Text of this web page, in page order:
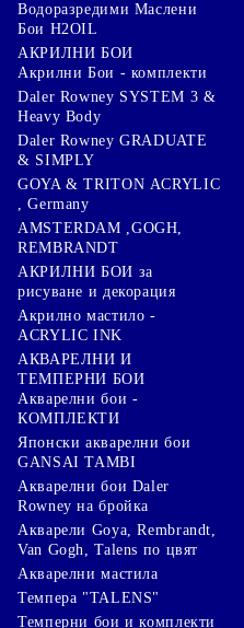
Водоразредими Маслени
Бои H2OIL
АКРИЛНИ БОИ
Акрилни Бои - комплекти
Daler Rowney SYSTEM 3 &
Heavy Body
Daler Rowney GRADUATE
& SIMPLY
GOYA & TRITON АCRYLIC
, Germany
AMSTERDAM ,GOGH,
REMBRANDT
АКРИЛНИ БОИ за
рисуване и декорация
Акрилно мастило -
ACRYLIC INK
АКВАРЕЛНИ И
ТЕМПЕРНИ БОИ
Акварелни бои -
КОМПЛЕКТИ
Японски акварелни бои
GANSAI TAMBI
Акварелни бои Daler
Rowney на бройка
Акварели Goya, Rembrandt,
Van Gogh, Talens по цвят
Акварелни мастила
Темпера "TALENS"
Темперни бои и комплекти